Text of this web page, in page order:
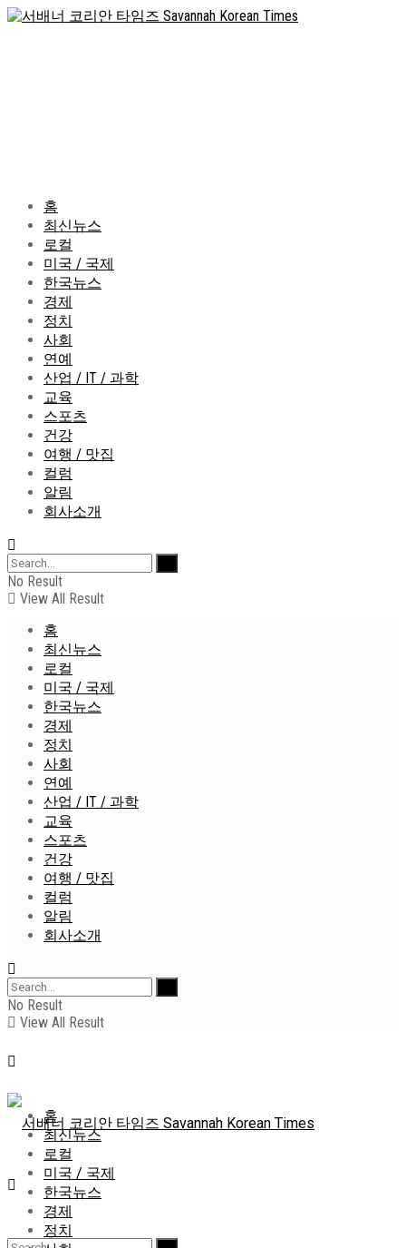
홈
최신뉴스
로컬
미국 / 국제
한국뉴스
경제
정치
사회
연예
산업 / IT / 과학
교육
스포츠
건강
여행 / 맛집
컬럼
알림
회사소개
No Result
View All Result
홈
최신뉴스
로컬
미국 / 국제
한국뉴스
경제
정치
사회
연예
산업 / IT / 과학
교육
스포츠
건강
여행 / 맛집
컬럼
알림
회사소개
No Result
View All Result
홈
최신뉴스
로컬
미국 / 국제
한국뉴스
경제
정치